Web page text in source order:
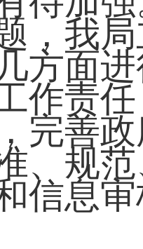
，我
方面
作责
完善
、规
信息